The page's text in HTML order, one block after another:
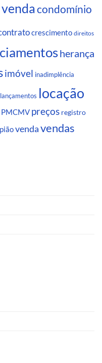
condomínio
crescimento direitos
herança
imóvel inadimplência
lançamentos locação
PMCMV preços registro
vendavendas